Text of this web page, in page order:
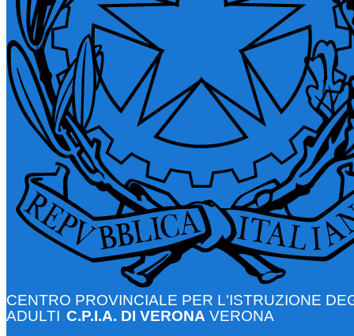
CENTRO PROVINCIALE PER L'ISTRUZIONE
ADULTI C.P.I.A. DI VERONA VERONA